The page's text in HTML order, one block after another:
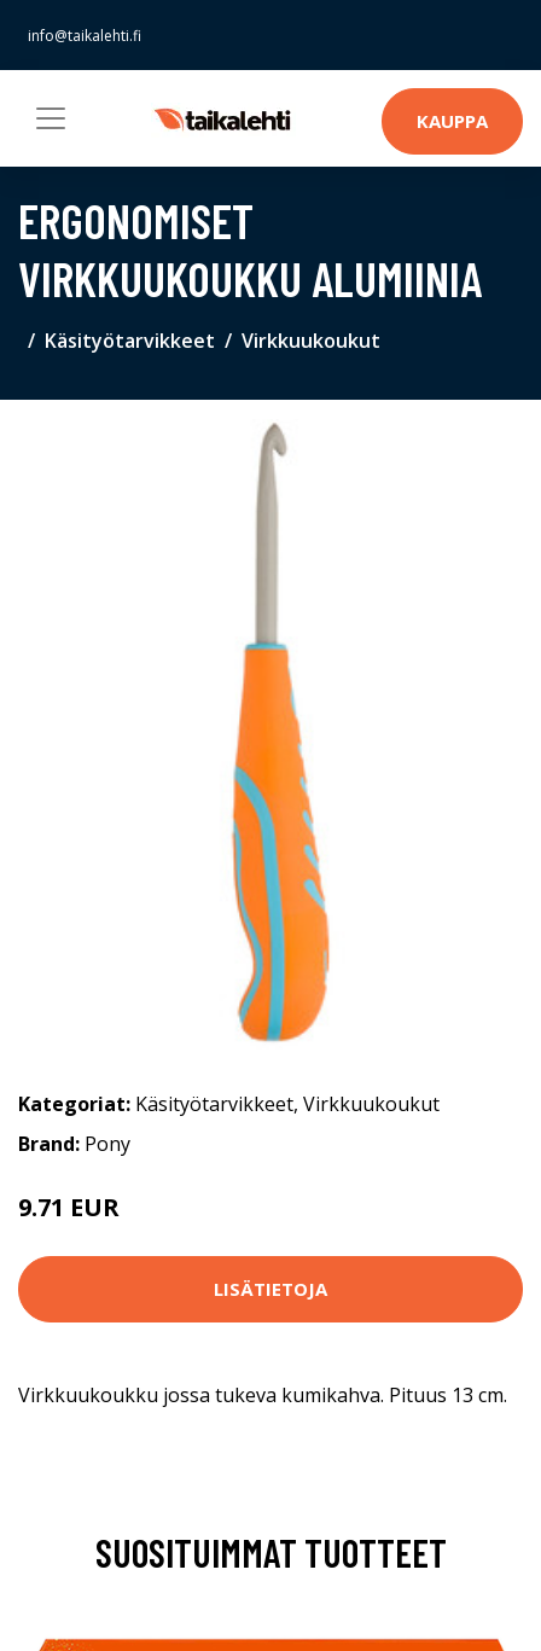
info@taikalehti.fi
KAUPPA
ERGONOMISET
VIRKKUUKOUKKU ALUMIINIA
Käsityötarvikkeet Virkkuukoukut
Kategoriat: Käsityötarvikkeet, Virkkuukoukut
Brand: Pony
9.71 EUR
LISÄTIETOJA
Virkkuukoukku jossa tukeva kumikahva. Pituus 13 cm.
SUOSITUIMMAT TUOTTEET